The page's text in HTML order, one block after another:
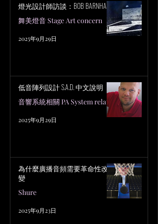
燈光設計師訪談：BOB BARNHART
舞美燈音 Stage Art concern
2025年9月29日
低音陣列設計 S.A.D. 中文說明
音響系統相關 PA System related
2025年9月29日
為什麼廣播音頻需要革命性改
變
Shure
2025年9月23日